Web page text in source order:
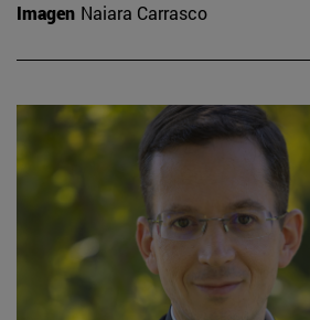
Imagen Naiara Carrasco